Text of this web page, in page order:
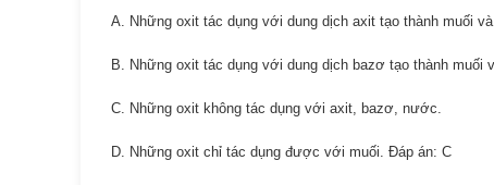
A. Những oxit tác dụng với dung dịch axit tạo thành muối
B. Những oxit tác dụng với dung dịch bazơ tạo thành muối
C. Những oxit không tác dụng với axit, bazơ, nước.
D. Những oxit chỉ tác dụng được với muối. Đáp án: C